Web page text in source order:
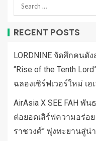
RECENT POSTS
LORDNINE จัดศึกคนดั
“Rise of the Tenth
ฉลองเซิร์ฟเวอร์ใหม่ เฮ
AirAsia X SEE FAH พั
ต่อยอดเสิร์ฟความอร่อ
ราชวงศ์” พุ่งทะยานสู่น่